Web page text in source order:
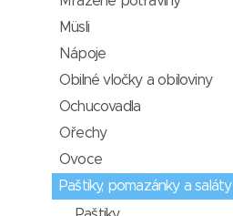
Müsli
Nápoje
Obilné vločky a obiloviny
Ochucovadla
Ořechy
Ovoce
Paštiky, pomazánky a saláty